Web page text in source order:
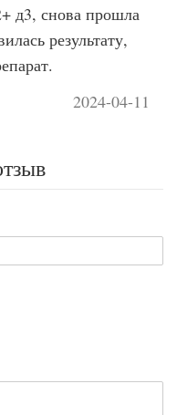
д3, снова прошла
результату,
2024-04-11